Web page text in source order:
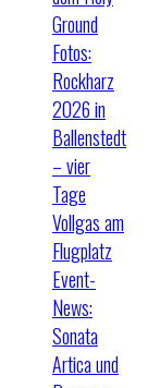
Ground
Fotos:
Rockharz
2026 in
Ballenstedt
– vier
Tage
Vollgas am
Flugplatz
Event-
News:
Sonata
Artica und